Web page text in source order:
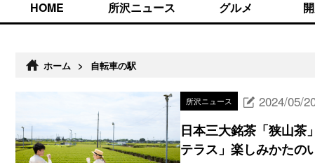
HOME 所沢ニュース グルメ
ホーム > 自転車の駅
所沢ニュース 2024/05/
日本三大銘茶「狭山茶
テラス」楽しみかたの